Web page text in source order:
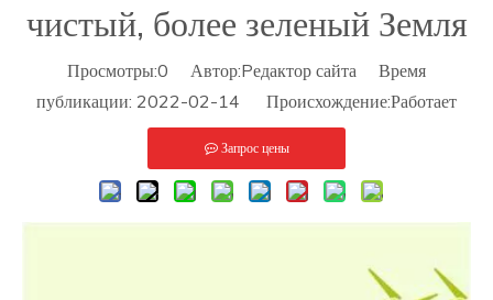
чистый, более зеленый Земля
Просмотры:0 Автор:Pедактор сайта Время
публикации: 2022-02-14 Происхождение:Работает
Запрос цены